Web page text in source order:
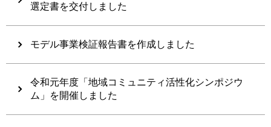
選定書を交付しました
モデル事業検証報告書を作成しました
令和元年度「地域コミュニティ活性化シンポジウ
ム」を開催しました